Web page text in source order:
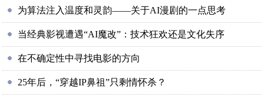
为算法注入温度和灵韵——关于AI漫剧的一点思考
当经典影视遭遇“AI魔改”：技术狂欢还是文化失序
在不确定性中寻找电影的方向
25年后，“穿越IP鼻祖”只剩情怀杀？